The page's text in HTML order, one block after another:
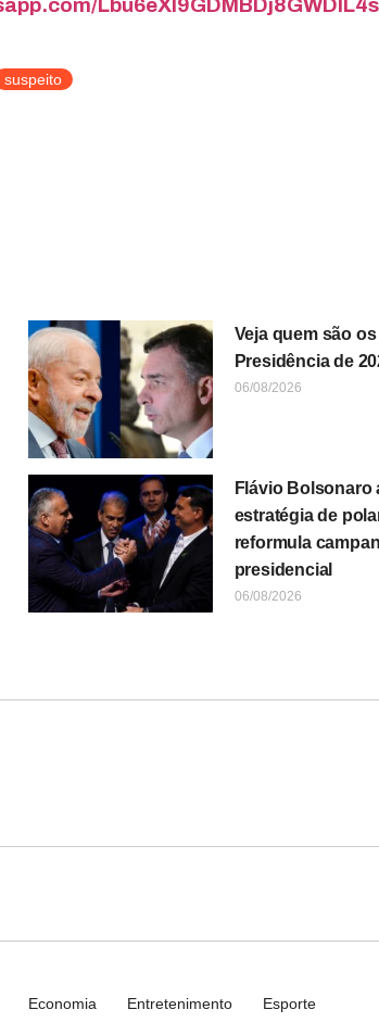
suspeito
Veja quem são
Presidência de
06/08/2026
Flávio Bolsonaro
estratégia de
reformula
presidencial
06/08/2026
Economia Entretenimento Esporte